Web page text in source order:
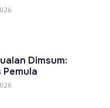
Dimsum:
Pemula